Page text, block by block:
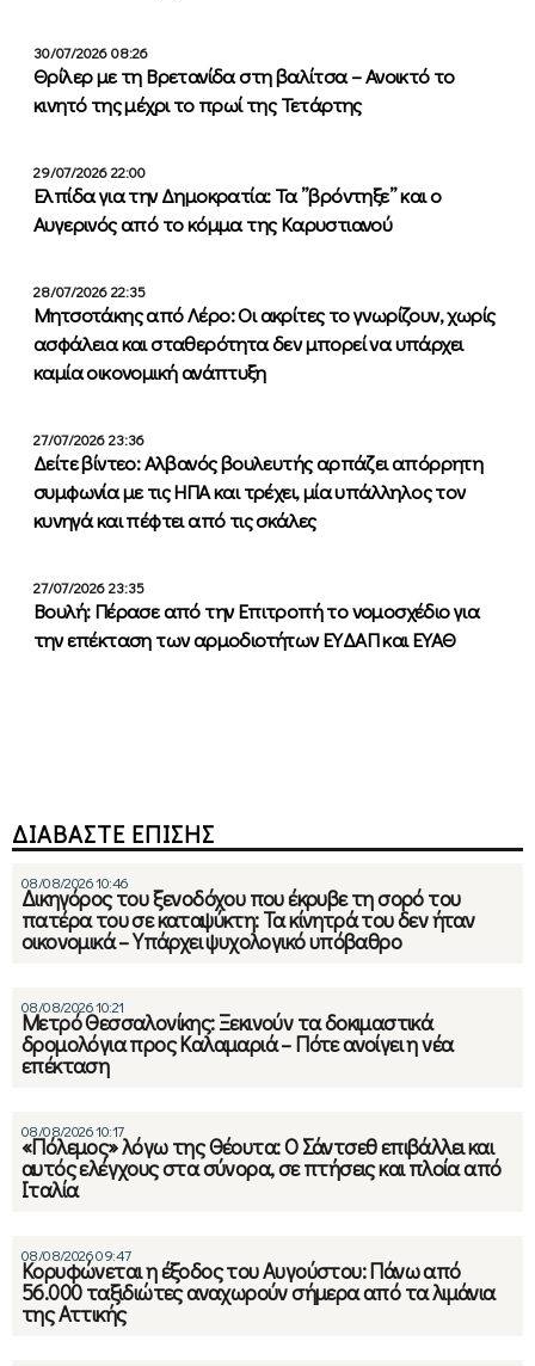
30/07/2026 08:26
Θρίλερ με τη Βρετανίδα στη βαλίτσα – Ανοικτό το
κινητό της μέχρι το πρωί της Τετάρτης
29/07/2026 22:00
Ελπίδα για την Δημοκρατία: Τα ”βρόντηξε” και ο
Αυγερινός από το κόμμα της Καρυστιανού
28/07/2026 22:35
Μητσοτάκης από Λέρο: Οι ακρίτες το γνωρίζουν, χωρίς
ασφάλεια και σταθερότητα δεν μπορεί να υπάρχει
καμία οικονομική ανάπτυξη
27/07/2026 23:36
Δείτε βίντεο: Αλβανός βουλευτής αρπάζει απόρρητη
συμφωνία με τις ΗΠΑ και τρέχει, μία υπάλληλος τον
κυνηγά και πέφτει από τις σκάλες
27/07/2026 23:35
Βουλή: Πέρασε από την Επιτροπή το νομοσχέδιο για
την επέκταση των αρμοδιοτήτων ΕΥΔΑΠ και ΕΥΑΘ
ΔΙΑΒΑΣΤΕ ΕΠΙΣΗΣ
08/08/2026 10:46
Δικηγόρος του ξενοδόχου που έκρυβε τη σορό του
πατέρα του σε καταψύκτη: Τα κίνητρά του δεν ήταν
οικονομικά – Υπάρχει ψυχολογικό υπόβαθρο
08/08/2026 10:21
Μετρό Θεσσαλονίκης: Ξεκινούν τα δοκιμαστικά
δρομολόγια προς Καλαμαριά – Πότε ανοίγει η νέα
επέκταση
08/08/2026 10:17
«Πόλεμος» λόγω της Θέουτα: Ο Σάντσεθ επιβάλλει και
αυτός ελέγχους στα σύνορα, σε πτήσεις και πλοία από
Ιταλία
08/08/2026 09:47
Κορυφώνεται η έξοδος του Αυγούστου: Πάνω από
56.000 ταξιδιώτες αναχωρούν σήμερα από τα λιμάνια
της Αττικής